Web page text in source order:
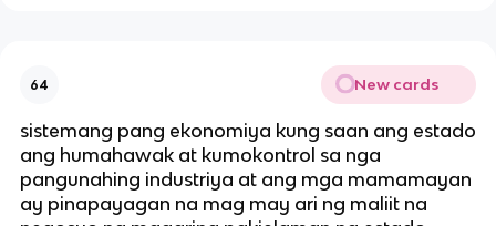
64 New cards
sistemang pang ekonomiya kung saan ang estado
ang humahawak at kumokontrol sa nga
pangunahing industriya at ang mga mamamayan
ay pinapayagan na mag may ari ng maliit na